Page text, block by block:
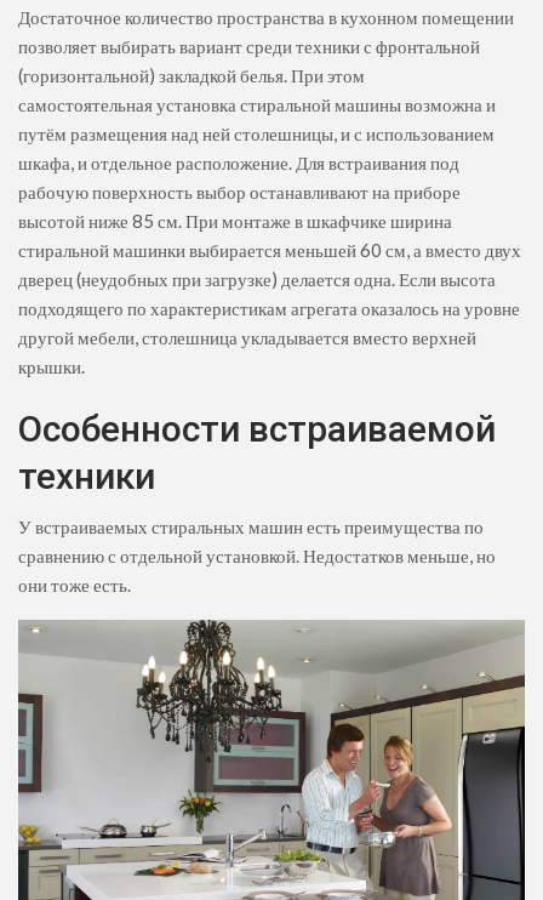
Достаточное количество пространства в кухонном помещении
позволяет выбирать вариант среди техники с фронтальной
(горизонтальной) закладкой белья. При этом
самостоятельная установка стиральной машины возможна и
путём размещения над ней столешницы, и с использованием
шкафа, и отдельное расположение. Для встраивания под
рабочую поверхность выбор останавливают на приборе
высотой ниже 85 см. При монтаже в шкафчике ширина
стиральной машинки выбирается меньшей 60 см, а вместо двух
дверец (неудобных при загрузке) делается одна. Если высота
подходящего по характеристикам агрегата оказалось на уровне
другой мебели, столешница укладывается вместо верхней
крышки.
Особенности встраиваемой
техники
У встраиваемых стиральных машин есть преимущества по
сравнению с отдельной установкой. Недостатков меньше, но
они тоже есть.